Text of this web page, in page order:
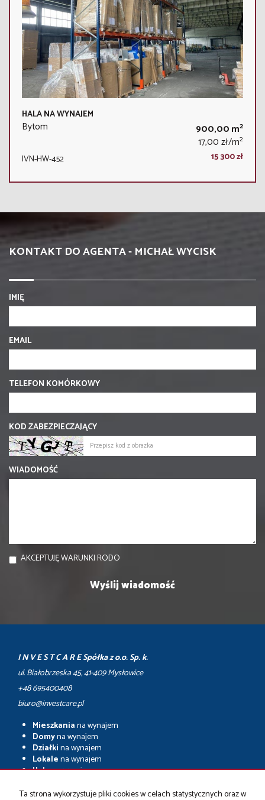
HALA NA WYNAJEM
Bytom 900,00 m2
17,00 zł/m2
IVN-HW-452 15 300 zł
KONTAKT DO AGENTA - MICHAŁ WYCISK
IMIĘ
EMAIL
TELEFON KOMÓRKOWY
KOD ZABEZPIECZAJĄCY
WIADOMOŚĆ
AKCEPTUJĘ WARUNKI RODO
I N V E S T C A R E Spółka z o.o. Sp. k.
ul. Białobrzeska 45, 41-409 Mysłowice
+48 695400408
biuro@investcare.pl
Mieszkaniana wynajem
Domyna wynajem
Działkina wynajem
Lokalena wynajem
Halena wynajem
Ta strona wykorzystuje pliki cookies w celach statystycznych oraz w